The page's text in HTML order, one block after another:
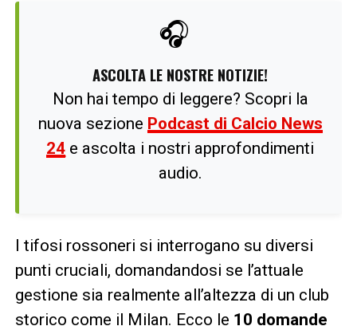
🎧
ASCOLTA LE NOSTRE NOTIZIE!
Non hai tempo di leggere? Scopri la
nuova sezione Podcast di Calcio News
24 e ascolta i nostri approfondimenti
audio.
I tifosi rossoneri si interrogano su diversi
punti cruciali, domandandosi se l’attuale
gestione sia realmente all’altezza di un club
storico come il Milan. Ecco le 10 domande